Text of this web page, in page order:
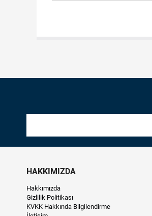
HAKKIMIZDA
Hakkımızda
Gizlilik Politikası
KVKK Hakkında Bilgilendirme